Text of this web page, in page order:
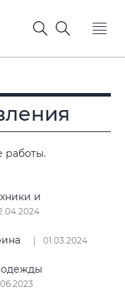
работы.
и
01.03.2024
одежды